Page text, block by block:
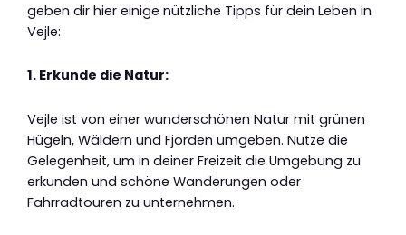
geben dir hier einige nützliche Tipps für dein Leben in
Vejle:
1. Erkunde die Natur:
Vejle ist von einer wunderschönen Natur mit grünen
Hügeln, Wäldern und Fjorden umgeben. Nutze die
Gelegenheit, um in deiner Freizeit die Umgebung zu
erkunden und schöne Wanderungen oder
Fahrradtouren zu unternehmen.